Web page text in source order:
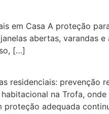
em Casa A proteção
abertas, varandas
[…]
residenciais: prevenção
na Trofa,
proteção adequada